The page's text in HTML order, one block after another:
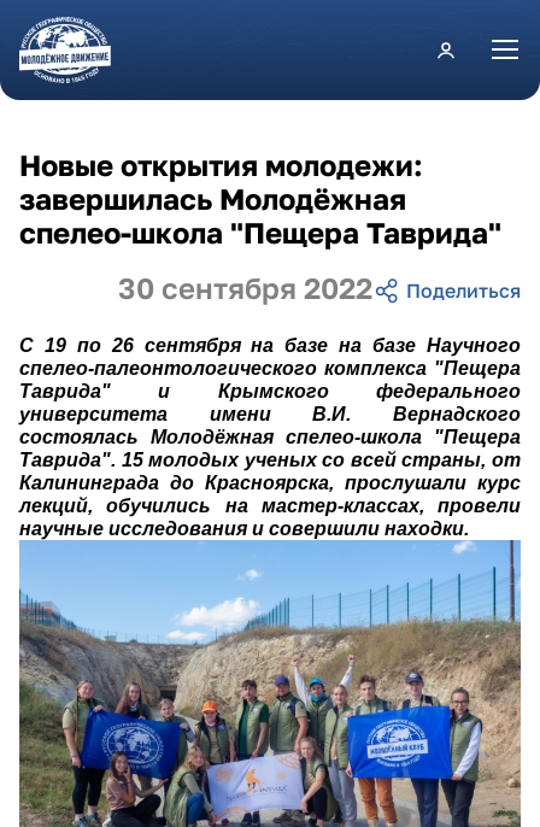
Перейти к основному содержанию
30 сентября 2022
Новые открытия молодежи:
завершилась Молодёжная
спелео-школа "Пещера Таврида"
С 19 по 26 сентября на базе на базе Научного
спелео-палеонтологического комплекса "Пещера
Таврида" и Крымского федерального
университета имени В.И. Вернадского
состоялась Молодёжная спелео-школа "Пещера
Таврида". 15 молодых ученых со всей страны, от
Калининграда до Красноярска, прослушали курс
лекций, обучились на мастер-классах, провели
научные исследования и совершили находки.